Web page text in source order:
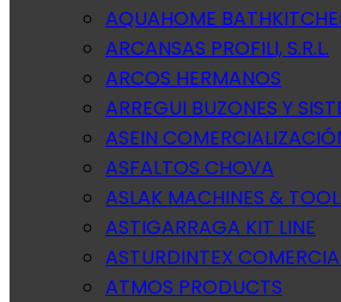
AQUAHOME
ARCANSAS PROFILI, S.R.L.
ARCOS HERMANOS
ARREGUI BUZONES Y
ASEIN
ASFALTOS CHOVA
ASLAK MACHINES &
ASTIGARRAGA KIT LINE
ASTURDINTEX
ATMOS PRODUCTS